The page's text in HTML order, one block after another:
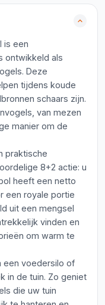
is een
ontwikkeld als
Deze
tijdens koude
schaars zijn.
van mezen
manier om de
praktische
8+2 actie: u
heeft een netto
een royale portie
uit een mengsel
vinden en
om warm te
een voedersilo of
in de tuin. Zo geniet
die uw tuin